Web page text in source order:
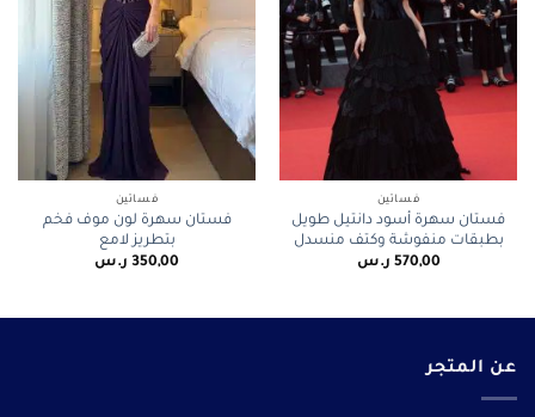
فساتين
فستان سهرة أسود دانتيل طويل
بطبقات منفوشة وكتف منسدل
570,00 ر.س
فساتين
فستان سهرة لون موف فخم
بتطريز لامع
350,00 ر.س
عن المتجر